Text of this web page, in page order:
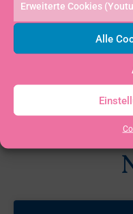
Erweiterte Cookies
Alle